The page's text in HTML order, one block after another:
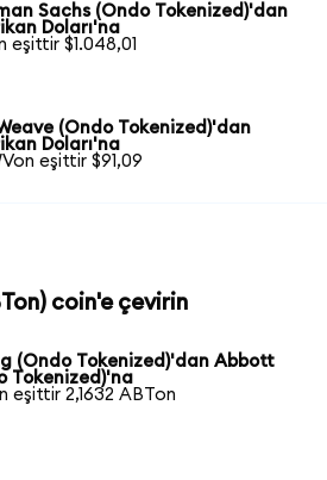
Sachs (Ondo Tokenized)'dan
Doları'na
eşittir $1.048,01
(Ondo Tokenized)'dan
Doları'na
eşittir $91,09
coin'e çevirin
(Ondo Tokenized)'dan Abbott
Tokenized)'na
eşittir 2,1632 ABTon